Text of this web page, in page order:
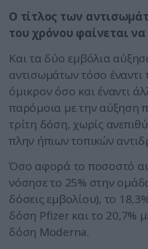
Ο τίτλος των
του χρόνου φαίνεται να
Και τα δύο εμβόλια
αντισωμάτων τόσο έναντι
όμικρον όσο και έναντι
παρόμοια με την αύξηση
τρίτη δόση, χωρίς
πλην ήπιων τοπικών
Όσο αφορά το ποσοστό
νόσησε το 25% στην
δόσεις εμβολίου), το
δόση Pfizer και το 20,7%
δόση Moderna.